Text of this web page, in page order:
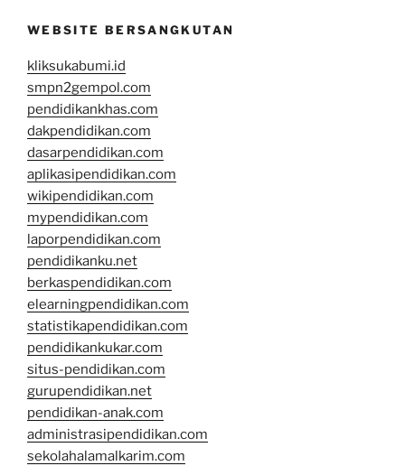
WEBSITE BERSANGKUTAN
kliksukabumi.id
smpn2gempol.com
pendidikankhas.com
dakpendidikan.com
dasarpendidikan.com
aplikasipendidikan.com
wikipendidikan.com
mypendidikan.com
laporpendidikan.com
pendidikanku.net
berkaspendidikan.com
elearningpendidikan.com
statistikapendidikan.com
pendidikankukar.com
situs-pendidikan.com
gurupendidikan.net
pendidikan-anak.com
administrasipendidikan.com
sekolahalamalkarim.com